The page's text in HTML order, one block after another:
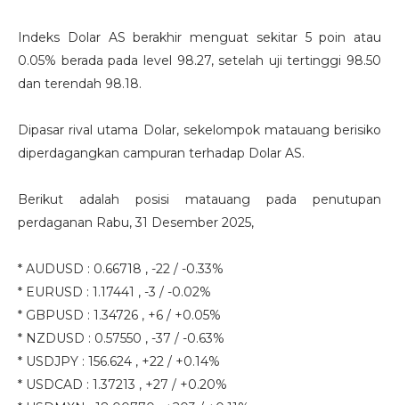
Indeks Dolar AS berakhir menguat sekitar 5 poin atau
0.05% berada pada level 98.27, setelah uji tertinggi 98.50
dan terendah 98.18.
Dipasar rival utama Dolar, sekelompok matauang berisiko
diperdagangkan campuran terhadap Dolar AS.
Berikut adalah posisi matauang pada penutupan
perdaganan Rabu, 31 Desember 2025,
* AUDUSD : 0.66718 , -22 / -0.33%
* EURUSD : 1.17441 , -3 / -0.02%
* GBPUSD : 1.34726 , +6 / +0.05%
* NZDUSD : 0.57550 , -37 / -0.63%
* USDJPY : 156.624 , +22 / +0.14%
* USDCAD : 1.37213 , +27 / +0.20%